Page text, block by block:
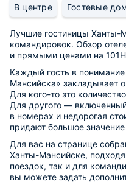
В центре Гостевые
Лучшие гостиницы Ханты-
командировок. Обзор
и прямыми ценами на
Каждый гость в
Мансийска» закладывает
Для кого-то это
Для другого —
в номерах и недорогая
придают большое
Для вас на странице
Ханты-Мансийске,
поездок, так и для
вы можете задать